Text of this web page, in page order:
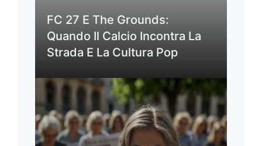
FC 27 E The Grounds:
Quando Il Calcio Incontra La
Strada E La Cultura Pop